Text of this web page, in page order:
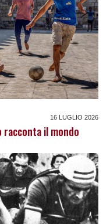
16 LUGLIO 2026
racconta il mondo